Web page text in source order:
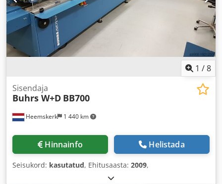
1 /8
Heemskerk 1 440 km
Sisendaja
Buhrs W+D BB700
Hinnainfo Helistada
Seisukord: kasutatud, Ehitusaasta: 2009,